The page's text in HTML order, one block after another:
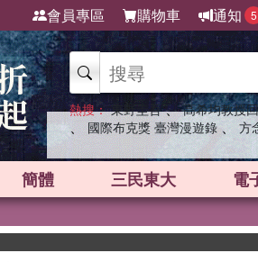
會員專區 購物車 通知 5
熱搜： 東野圭吾 、 高希均教授
、 國際布克獎 臺灣漫遊錄 、 方
簡體 三民東大 電
英國